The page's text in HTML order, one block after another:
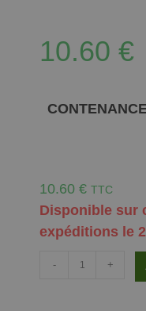
10.60 €
10.60 € TTC
Disponible sur
expéditions le
- +